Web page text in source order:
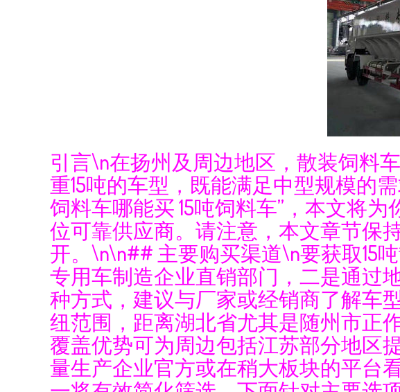
引言\n在扬州及周边地区，散装饲料
重15吨的车型，既能满足中型规模的
饲料车哪能买 15吨饲料车”，本文将
位可靠供应商。请注意，本文章节保
开。\n\n## 主要购买渠道\n要获取15
专用车制造企业直销部门，二是通过
种方式，建议与厂家或经销商了解车
纽范围，距离湖北省尤其是随州市正
覆盖优势可为周边包括江苏部分地区
量生产企业官方或在稍大板块的平台